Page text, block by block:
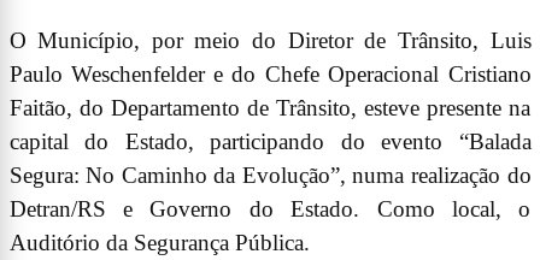
O Município, por meio do Diretor de Trânsito, Luis
Paulo Weschenfelder e do Chefe Operacional Cristiano
Faitão, do Departamento de Trânsito, esteve presente na
capital do Estado, participando do evento “Balada
Segura: No Caminho da Evolução”, numa realização do
Detran/RS e Governo do Estado. Como local, o
Auditório da Segurança Pública.